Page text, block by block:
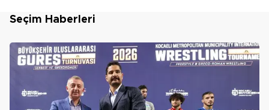
Seçim Haberleri